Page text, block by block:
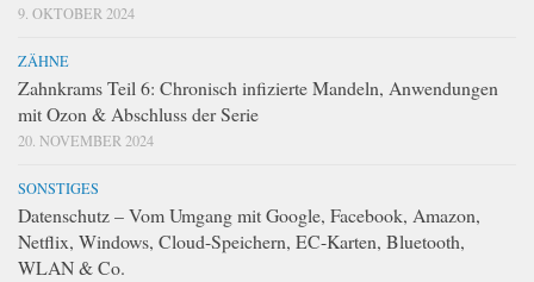
9. OKTOBER 2024
ZÄHNE
Zahnkrams Teil 6: Chronisch infizierte Mandeln, Anwendungen
mit Ozon & Abschluss der Serie
20. NOVEMBER 2024
SONSTIGES
Datenschutz – Vom Umgang mit Google, Facebook, Amazon,
Netflix, Windows, Cloud-Speichern, EC-Karten, Bluetooth,
WLAN & Co.